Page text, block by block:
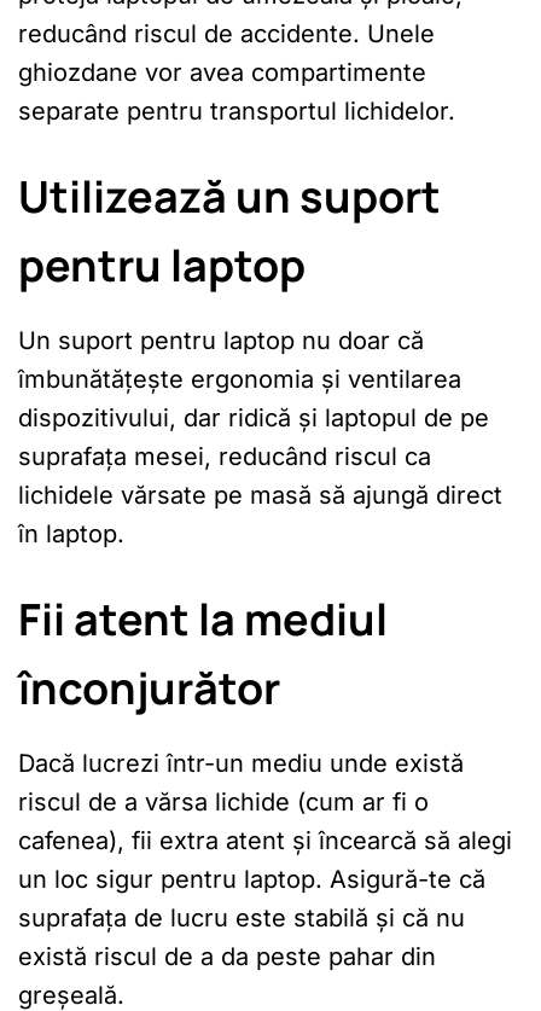
reducând riscul de accidente. Unele
ghiozdane vor avea compartimente
separate pentru transportul lichidelor.
Utilizează un suport
pentru laptop
Un suport pentru laptop nu doar că
îmbunătățește ergonomia și ventilarea
dispozitivului, dar ridică și laptopul de pe
suprafața mesei, reducând riscul ca
lichidele vărsate pe masă să ajungă direct
în laptop.
Fii atent la mediul
înconjurător
Dacă lucrezi într-un mediu unde există
riscul de a vărsa lichide (cum ar fi o
cafenea), fii extra atent și încearcă să alegi
un loc sigur pentru laptop. Asigură-te că
suprafața de lucru este stabilă și că nu
există riscul de a da peste pahar din
greșeală.